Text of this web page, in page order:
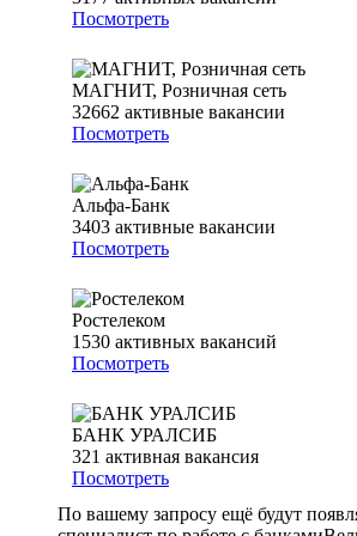
Посмотреть
МАГНИТ, Розничная сеть
32662 активные вакансии
Посмотреть
Альфа-Банк
3403 активные вакансии
Посмотреть
Ростелеком
1530 активных вакансий
Посмотреть
БАНК УРАЛСИБ
321 активная вакансия
Посмотреть
По вашему запросу ещё будут